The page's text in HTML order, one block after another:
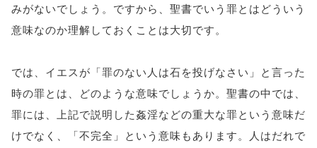
みがないでしょう。ですから、聖書でいう罪とはどういう
意味なのか理解しておくことは大切です。
では、イエスが「罪のない人は石を投げなさい」と言った
時の罪とは、どのような意味でしょうか。聖書の中では、
罪には、上記で説明した姦淫などの重大な罪という意味だ
けでなく、「不完全」という意味もあります。人はだれで